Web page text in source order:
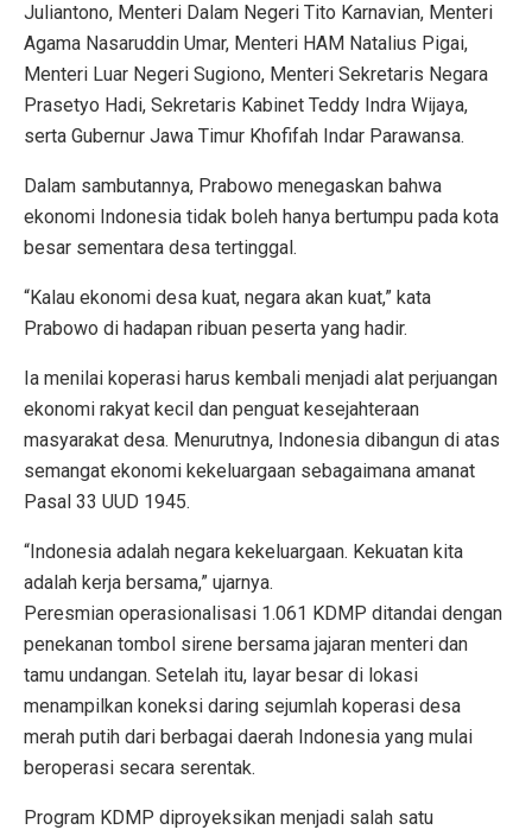
Juliantono, Menteri Dalam Negeri Tito Karnavian, Menteri
Agama Nasaruddin Umar, Menteri HAM Natalius Pigai,
Menteri Luar Negeri Sugiono, Menteri Sekretaris Negara
Prasetyo Hadi, Sekretaris Kabinet Teddy Indra Wijaya,
serta Gubernur Jawa Timur Khofifah Indar Parawansa.
Dalam sambutannya, Prabowo menegaskan bahwa
ekonomi Indonesia tidak boleh hanya bertumpu pada kota
besar sementara desa tertinggal.
“Kalau ekonomi desa kuat, negara akan kuat,” kata
Prabowo di hadapan ribuan peserta yang hadir.
Ia menilai koperasi harus kembali menjadi alat perjuangan
ekonomi rakyat kecil dan penguat kesejahteraan
masyarakat desa. Menurutnya, Indonesia dibangun di atas
semangat ekonomi kekeluargaan sebagaimana amanat
Pasal 33 UUD 1945.
“Indonesia adalah negara kekeluargaan. Kekuatan kita
adalah kerja bersama,” ujarnya.
Peresmian operasionalisasi 1.061 KDMP ditandai dengan
penekanan tombol sirene bersama jajaran menteri dan
tamu undangan. Setelah itu, layar besar di lokasi
menampilkan koneksi daring sejumlah koperasi desa
merah putih dari berbagai daerah Indonesia yang mulai
beroperasi secara serentak.
Program KDMP diproyeksikan menjadi salah satu